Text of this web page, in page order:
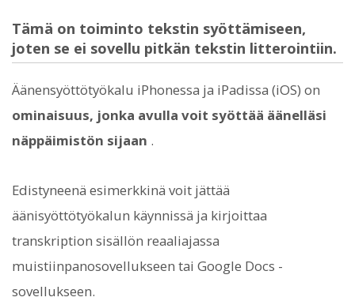
Tämä on toiminto tekstin syöttämiseen,
joten se ei sovellu pitkän tekstin litterointiin.
Äänensyöttötyökalu iPhonessa ja iPadissa (iOS) on
ominaisuus, jonka avulla voit syöttää äänelläsi
näppäimistön sijaan .
Edistyneenä esimerkkinä voit jättää
äänisyöttötyökalun käynnissä ja kirjoittaa
transkription sisällön reaaliajassa
muistiinpanosovellukseen tai Google Docs -
sovellukseen.